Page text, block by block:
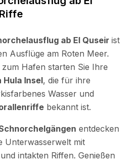
ab El Quseir ist
Ausflüge am Roten Meer.
Hafen starten Sie Ihre
Hula Insel, die für ihre
Wasser und
bekannt ist.
entdecken
Unterwasserwelt mit
intakten Riffen. Genießen